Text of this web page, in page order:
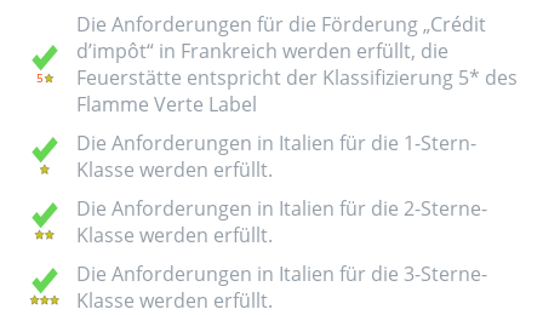
Die Anforderungen für die Förderung „Crédit
d’impôt“ in Frankreich werden erfüllt, die
Feuerstätte entspricht der Klassifizierung 5* des
Flamme Verte Label
Die Anforderungen in Italien für die 1-Stern-
Klasse werden erfüllt.
Die Anforderungen in Italien für die 2-Sterne-
Klasse werden erfüllt.
Die Anforderungen in Italien für die 3-Sterne-
Klasse werden erfüllt.